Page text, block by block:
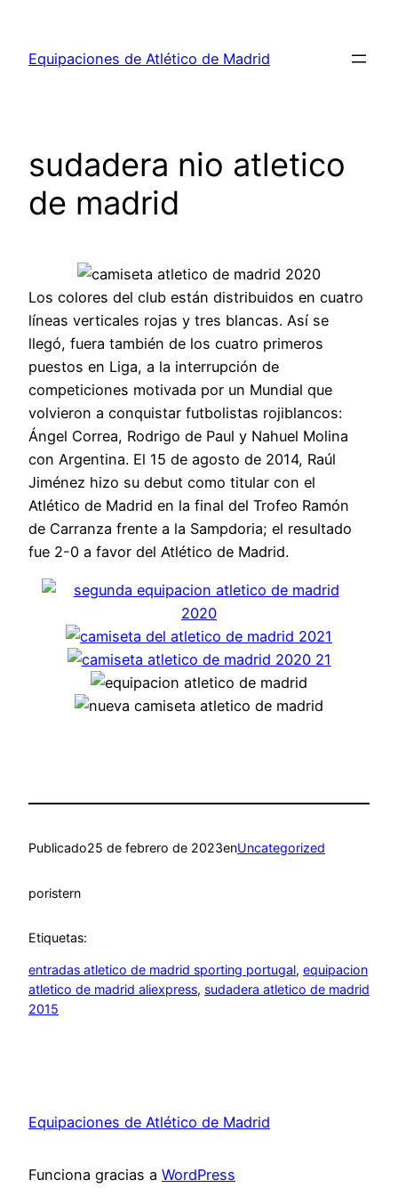
contenido
Equipaciones de Atlético de Madrid
sudadera nio atletico
de madrid
Los colores del club están distribuidos en cuatro
líneas verticales rojas y tres blancas. Así se
llegó, fuera también de los cuatro primeros
puestos en Liga, a la interrupción de
competiciones motivada por un Mundial que
volvieron a conquistar futbolistas rojiblancos:
Ángel Correa, Rodrigo de Paul y Nahuel Molina
con Argentina. El 15 de agosto de 2014, Raúl
Jiménez hizo su debut como titular con el
Atlético de Madrid en la final del Trofeo Ramón
de Carranza frente a la Sampdoria; el resultado
fue 2-0 a favor del Atlético de Madrid.
Publicado25 de febrero de 2023enUncategorized
poristern
Etiquetas:
entradas atletico de madrid sporting portugal, equipacion
atletico de madrid aliexpress, sudadera atletico de madrid
2015
Equipaciones de Atlético de Madrid
Funciona gracias a WordPress